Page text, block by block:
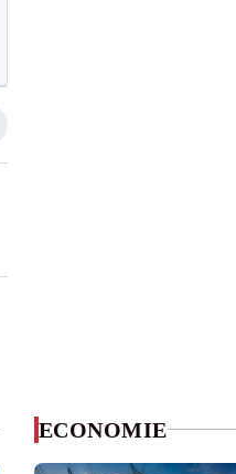
ECONOMIE